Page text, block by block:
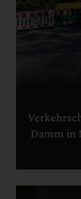
Damm in